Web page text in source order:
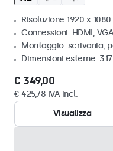
Risoluzione 1920 x
Connessioni: HDMI,
Montaggio: scrivania,
Dimensioni esterne:
€ 349,00
€ 425,78 IVA incl.
Visualizza